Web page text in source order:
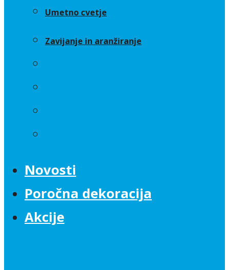
Umetno cvetje
Zavijanje in aranžiranje
Novosti
Poročna dekoracija
Akcije